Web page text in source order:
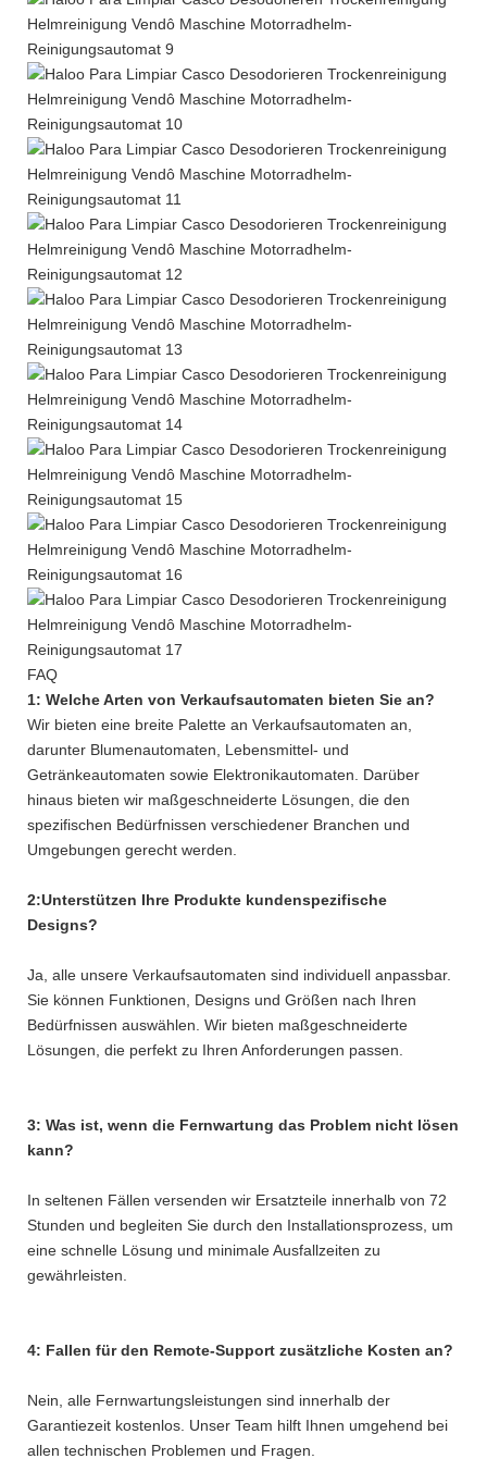
FAQ
1: Welche Arten von Verkaufsautomaten bieten Sie an?
Wir bieten eine breite Palette an Verkaufsautomaten an,
darunter Blumenautomaten, Lebensmittel- und
Getränkeautomaten sowie Elektronikautomaten. Darüber
hinaus bieten wir maßgeschneiderte Lösungen, die den
spezifischen Bedürfnissen verschiedener Branchen und
Umgebungen gerecht werden.
2:Unterstützen Ihre Produkte kundenspezifische
Designs?
Ja, alle unsere Verkaufsautomaten sind individuell anpassbar.
Sie können Funktionen, Designs und Größen nach Ihren
Bedürfnissen auswählen. Wir bieten maßgeschneiderte
Lösungen, die perfekt zu Ihren Anforderungen passen.
3: Was ist, wenn die Fernwartung das Problem nicht lösen
kann?
In seltenen Fällen versenden wir Ersatzteile innerhalb von 72
Stunden und begleiten Sie durch den Installationsprozess, um
eine schnelle Lösung und minimale Ausfallzeiten zu
gewährleisten.
4: Fallen für den Remote-Support zusätzliche Kosten an?
Nein, alle Fernwartungsleistungen sind innerhalb der
Garantiezeit kostenlos. Unser Team hilft Ihnen umgehend bei
allen technischen Problemen und Fragen.